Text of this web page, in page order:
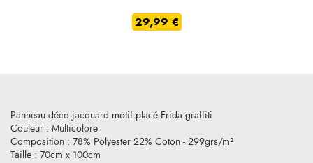
29,99 €
Panneau déco jacquard motif placé Frida graffiti
Couleur : Multicolore
Composition : 78% Polyester 22% Coton - 299grs/m²
Taille : 70cm x 100cm